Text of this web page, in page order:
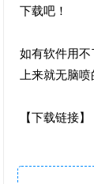
下载吧！
如有软件用
上来就无脑
【下载链接